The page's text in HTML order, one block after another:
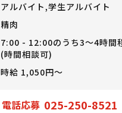
アルバイト,学生アルバイト
精肉
7:00 - 12:00のうち3～4時間
(時間相談可)
時給 1,050円〜
電話応募 025-250-8521